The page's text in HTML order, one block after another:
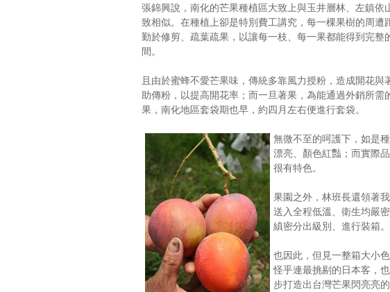
張錦興說，南化的芒果種植區大致上與玉井層林、左鎮依
致相似。在種植上卻是特別費工講究，每一棵果樹的周遭
勤於修剪、疏葉疏果，以讓每一枝、每一果都能得到完整
間。
且由於蜜蜂不愛芒果味，傳統多靠風力授粉，造成開花
助傳粉，以提高開花率；而一旦著果，為能通過外銷所
果，南化地區套袋期也早，約四月左右便進行套袋。
無微不至的呵護下，如是
漂亮、顏色紅豔；而實際
很有特色。
果園之外，林班長還領著
送入全程低溫、衛生均嚴
縝密分出級別、進行裝箱。
也因此，但見一整箱大小
怪乎連最挑剔的日本客，
步打造出台灣芒果閃亮亮的